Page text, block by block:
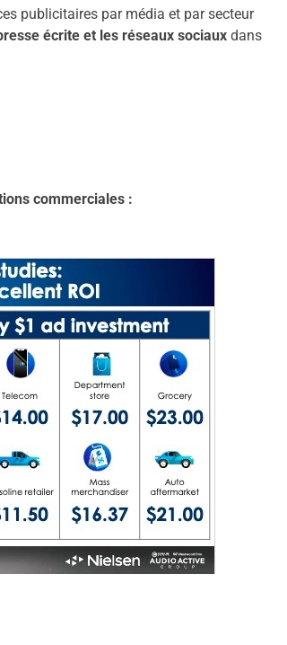
publicitaires par média et par secteur
écrite et les réseaux sociaux dans
commerciales :